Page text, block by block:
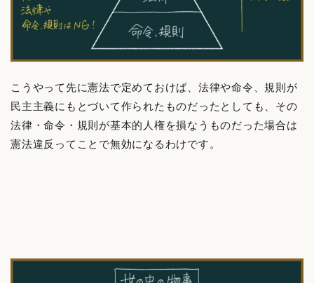
こうやって先に憲法で定めておけば、法律や命令、規則が
民主主義にもとづいて作られたものだったとしても、その
法律・命令・規則が基本的人権を損なうものだった場合は
憲法違反ってことで無効になるわけです。